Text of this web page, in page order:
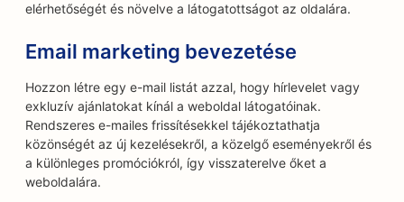
elérhetőségét és növelve a látogatottságot az oldalára.
Email marketing bevezetése
Hozzon létre egy e-mail listát azzal, hogy hírlevelet vagy
exkluzív ajánlatokat kínál a weboldal látogatóinak.
Rendszeres e-mailes frissítésekkel tájékoztathatja
közönségét az új kezelésekről, a közelgő eseményekről és
a különleges promóciókról, így visszaterelve őket a
weboldalára.